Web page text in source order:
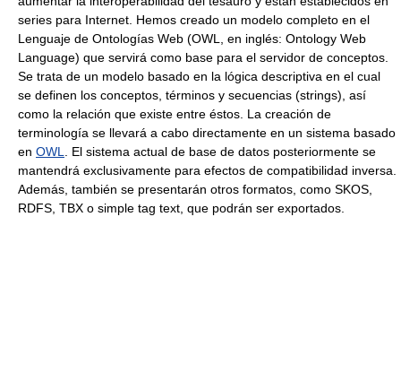
series para Internet. Hemos creado un modelo completo en el
Lenguaje de Ontologías Web (OWL, en inglés: Ontology Web
Language) que servirá como base para el servidor de conceptos.
Se trata de un modelo basado en la lógica descriptiva en el cual
se definen los conceptos, términos y secuencias (strings), así
como la relación que existe entre éstos. La creación de
terminología se llevará a cabo directamente en un sistema basado
en OWL
. El sistema actual de base de datos posteriormente se
mantendrá exclusivamente para efectos de compatibilidad inversa.
Además, también se presentarán otros formatos, como SKOS,
RDFS, TBX o simple tag text, que podrán ser exportados.